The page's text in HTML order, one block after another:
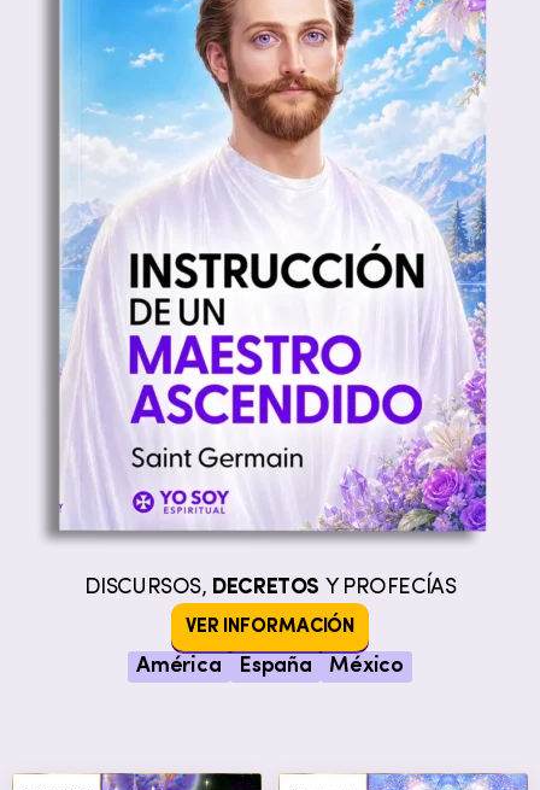
DISCURSOS, DECRETOS Y PROFECÍAS
VER INFORMACIÓN
América España México